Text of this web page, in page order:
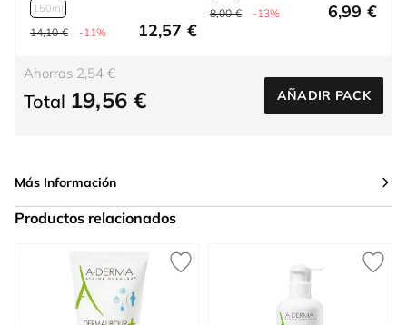
150ml
14,10 € -11% 12,57 €
8,00 € -13% 6,99 €
Ahorras 2,54 €
Total 19,56 € AÑADIR PACK
Más Información
Productos relacionados